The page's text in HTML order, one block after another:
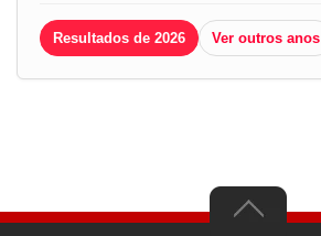
Resultados de 2026 Ver outros anos